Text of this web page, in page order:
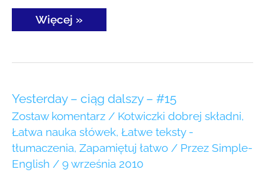
Więcej »
Yesterday – ciąg dalszy – #15
Zostaw komentarz / Kotwiczki dobrej składni,
Łatwa nauka słówek, Łatwe teksty -
tłumaczenia, Zapamiętuj łatwo / Przez Simple-
English / 9 września 2010
Yesterday
–
ciąg
dalszy
#15